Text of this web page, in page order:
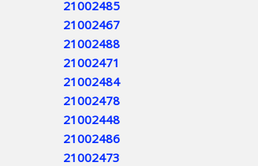
21002485
21002467
21002488
21002471
21002484
21002478
21002448
21002486
21002473